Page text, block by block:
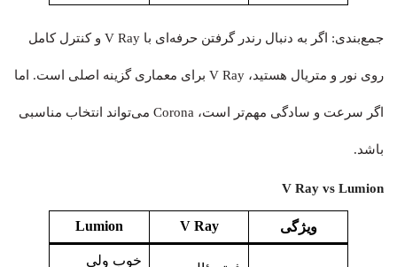
جمع‌بندی: اگر به دنبال رندر گرفتن حرفه‌ای با V Ray و کنترل کامل
روی نور و متریال هستید، V Ray برای معماری گزینه اصلی است. اما
اگر سرعت و سادگی مهم‌تر است، Corona می‌تواند انتخاب مناسبی
باشد.
V Ray vs Lumion
ویژگی V Ray
Lumion
خوب ولی